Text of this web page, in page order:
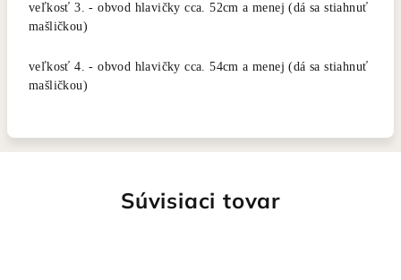
veľkosť 3. - obvod hlavičky cca. 52cm a menej (dá sa stiahnuť
mašličkou)
veľkosť 4. - obvod hlavičky cca. 54cm a menej (dá sa stiahnuť
mašličkou)
Súvisiaci tovar